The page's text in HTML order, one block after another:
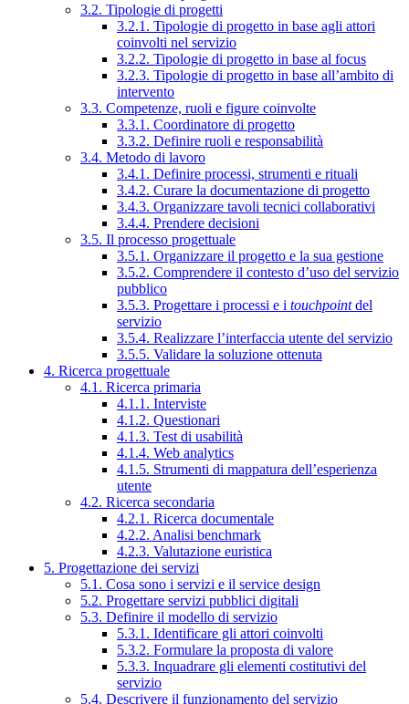
3.2. Tipologie di progetti
3.2.1. Tipologie di progetto in base agli attori
coinvolti nel servizio
3.2.2. Tipologie di progetto in base al focus
3.2.3. Tipologie di progetto in base all’ambito di
intervento
3.3. Competenze, ruoli e figure coinvolte
3.3.1. Coordinatore di progetto
3.3.2. Definire ruoli e responsabilità
3.4. Metodo di lavoro
3.4.1. Definire processi, strumenti e rituali
3.4.2. Curare la documentazione di progetto
3.4.3. Organizzare tavoli tecnici collaborativi
3.4.4. Prendere decisioni
3.5. Il processo progettuale
3.5.1. Organizzare il progetto e la sua gestione
3.5.2. Comprendere il contesto d’uso del servizio
pubblico
3.5.3. Progettare i processi e i touchpointdel
servizio
3.5.4. Realizzare l’interfaccia utente del servizio
3.5.5. Validare la soluzione ottenuta
4. Ricerca progettuale
4.1. Ricerca primaria
4.1.1. Interviste
4.1.2. Questionari
4.1.3. Test di usabilità
4.1.4. Web analytics
4.1.5. Strumenti di mappatura dell’esperienza
utente
4.2. Ricerca secondaria
4.2.1. Ricerca documentale
4.2.2. Analisi benchmark
4.2.3. Valutazione euristica
5. Progettazione dei servizi
5.1. Cosa sono i servizi e il service design
5.2. Progettare servizi pubblici digitali
5.3. Definire il modello di servizio
5.3.1. Identificare gli attori coinvolti
5.3.2. Formulare la proposta di valore
5.3.3. Inquadrare gli elementi costitutivi del
servizio
5.4. Descrivere il funzionamento del servizio